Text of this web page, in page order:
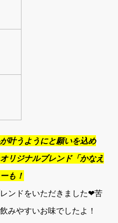
叶うようにと願いを込め
リジナルブレンド「かなえ
も！
ンドをいただきました❤︎苦
みやすいお味でしたよ！